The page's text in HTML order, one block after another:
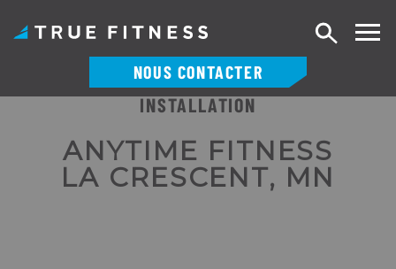
NOUS CONTACTER
INSTALLATION
ANYTIME FITNESS
LA CRESCENT, MN